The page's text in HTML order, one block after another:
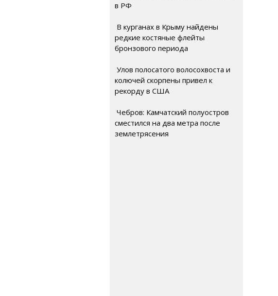
в РФ
В курганах в Крыму найдены
редкие костяные флейты
бронзового периода
Улов полосатого волосохвоста и
колючей скорпены привел к
рекорду в США
Чебров: Камчатский полуостров
сместился на два метра после
землетрясения